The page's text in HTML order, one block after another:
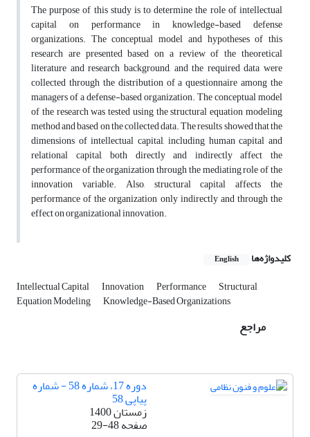
The purpose of this study is to determine the role of intellectual
capital on performance in knowledge-based defense
organizations. The conceptual model and hypotheses of this
research are presented based on a review of the theoretical
literature and research background, and the required data were
collected through the distribution of a questionnaire among the
managers of a defense-based organization. The conceptual model
of the research was tested using the structural equation modeling
method and based on the collected data. The results showed that the
dimensions of intellectual capital, including human capital and
relational capital, both directly and indirectly affect the
performance of the organization through the mediating role of the
innovation variable. Also, structural capital affects the
performance of the organization only indirectly and through the
effect on organizational innovation.
کلیدواژه‌ها English
Intellectual Capital Innovation Performance Structural
Equation Modeling Knowledge-Based Organizations
مراجع
دوره 17، شماره 58 - شماره
پیاپی 58
زمستان 1400
صفحه29-48